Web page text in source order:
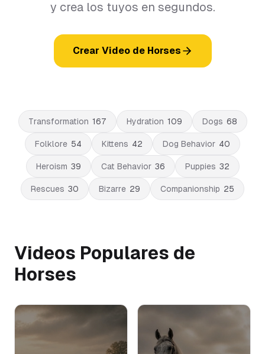
y crea los tuyos en segundos.
Crear Video de Horses
Transformation 167 Hydration 109 Dogs 68
Folklore 54 Kittens 42 Dog Behavior 40
Heroism 39 Cat Behavior 36 Puppies 32
Rescues 30 Bizarre 29 Companionship 25
Videos Populares de
Horses